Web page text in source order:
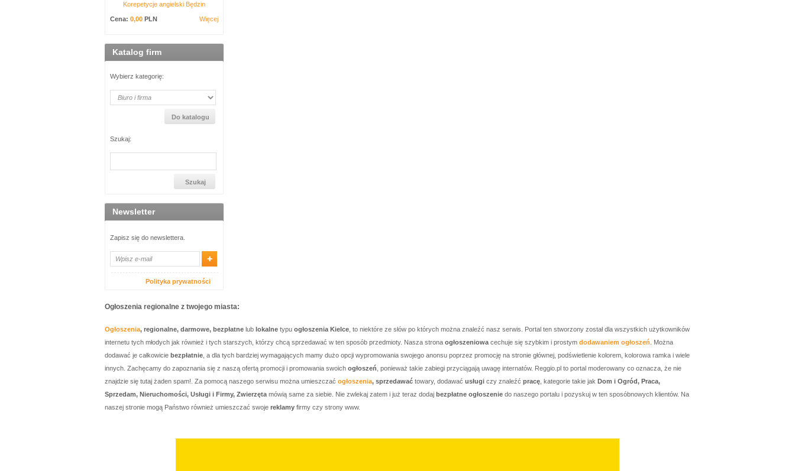
Korepetycje angielski Będzin
Cena: 0,00 PLN Więcej
Katalog firm
Wybierz kategorię:
Szukaj:
Newsletter
Zapisz się do newslettera.
Polityka prywatności
Ogłoszenia regionalne z twojego miasta:
Ogłoszenia, regionalne, darmowe, bezpłatne lub lokalne typu ogłoszenia Kielce , to niektóre ze słów po których można znaleźć nasz serwis. Portal ten stworzony został dla wszystkich użytkowników
internetu tych młodych jak również i tych starszych, którzy chcą sprzedawać w ten sposób przedmioty. Nasza strona ogłoszeniowa cechuje się szybkim i prostym dodawaniem ogłoszeń . Można
dodawać je całkowicie bezpłatnie , a dla tych bardziej wymagających mamy dużo opcji wypromowania swojego anonsu poprzez promocję na stronie głównej, podświetlenie kolorem, kolorowa ramka i wiele
innych. Zachęcamy do zapoznania się z naszą ofertą promocji i promowania swoich ogłoszeń , ponieważ takie zabiegi przyciągają uwagę internatów. Reggio.pl to portal moderowany co oznacza, że nie
znajdzie się tutaj żaden spam!. Za pomocą naszego serwisu można umieszczać ogłoszenia, sprzedawać towary, dodawać usługi czy znaleźć pracę , kategorie takie jak Dom i Ogród, Praca,
Sprzedam, Nieruchomości, Usługi i Firmy, Zwierzęta mówią same za siebie. Nie zwlekaj zatem i już teraz dodaj bezpłatne ogłoszenie do naszego portalu i pozyskuj w ten sposóbnowych klientów. Na
naszej stronie mogą Państwo również umieszczać swoje reklamy firmy czy strony www.